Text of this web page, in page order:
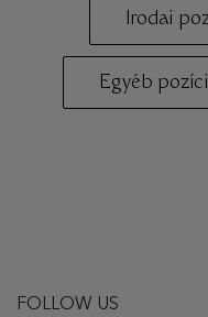
Irodai
Egyéb
FOLLOW US